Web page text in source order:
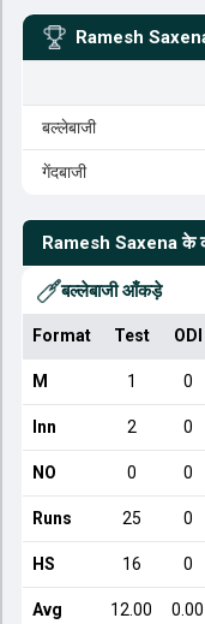
Ramesh
बल्लेबाजी
गेंदबाजी
Ramesh Saxena के
बल्लेबाजी आँकड़े
Format Test ODI
M 1 0
Inn 2 0
NO 0 0
Runs 25 0
HS 16 0
Avg 12.00 0.00